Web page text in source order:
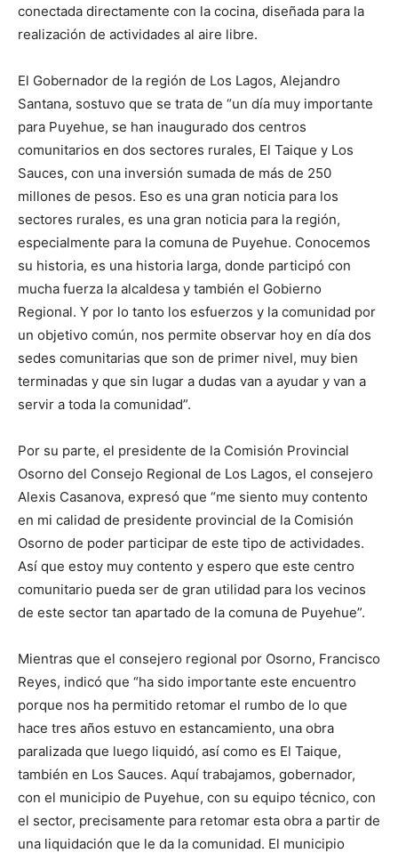
conectada directamente con la cocina, diseñada para la
realización de actividades al aire libre.
El Gobernador de la región de Los Lagos, Alejandro
Santana, sostuvo que se trata de “un día muy importante
para Puyehue, se han inaugurado dos centros
comunitarios en dos sectores rurales, El Taique y Los
Sauces, con una inversión sumada de más de 250
millones de pesos. Eso es una gran noticia para los
sectores rurales, es una gran noticia para la región,
especialmente para la comuna de Puyehue. Conocemos
su historia, es una historia larga, donde participó con
mucha fuerza la alcaldesa y también el Gobierno
Regional. Y por lo tanto los esfuerzos y la comunidad por
un objetivo común, nos permite observar hoy en día dos
sedes comunitarias que son de primer nivel, muy bien
terminadas y que sin lugar a dudas van a ayudar y van a
servir a toda la comunidad”.
Por su parte, el presidente de la Comisión Provincial
Osorno del Consejo Regional de Los Lagos, el consejero
Alexis Casanova, expresó que “me siento muy contento
en mi calidad de presidente provincial de la Comisión
Osorno de poder participar de este tipo de actividades.
Así que estoy muy contento y espero que este centro
comunitario pueda ser de gran utilidad para los vecinos
de este sector tan apartado de la comuna de Puyehue”.
Mientras que el consejero regional por Osorno, Francisco
Reyes, indicó que “ha sido importante este encuentro
porque nos ha permitido retomar el rumbo de lo que
hace tres años estuvo en estancamiento, una obra
paralizada que luego liquidó, así como es El Taique,
también en Los Sauces. Aquí trabajamos, gobernador,
con el municipio de Puyehue, con su equipo técnico, con
el sector, precisamente para retomar esta obra a partir de
una liquidación que le da la comunidad. El municipio